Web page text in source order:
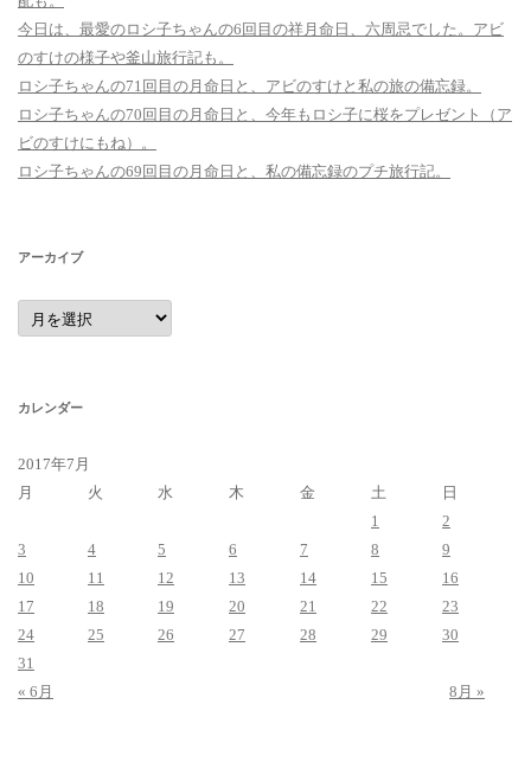
今日は、最愛のロシ子ちゃんの6回目の祥月命日、六周忌でした。アビ
のすけの様子や釜山旅行記も。
ロシ子ちゃんの71回目の月命日と、アビのすけと私の旅の備忘録。
ロシ子ちゃんの70回目の月命日と、今年もロシ子に桜をプレゼント（ア
ビのすけにもね）。
ロシ子ちゃんの69回目の月命日と、私の備忘録のプチ旅行記。
アーカイブ
ア
ー
カ
カレンダー
2017年7月
月
火 水 木 金 土
日
1
2
3
4 5 6 7 8
9
10
11 12 13 14 15
16
17
18 19 20 21 22
23
24
25 26 27 28 29
30
31
« 6月
8月 »